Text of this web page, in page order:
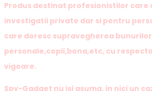
Produs destinat profesionistilor care
investigatii private dar si pentru
care doresc supravegherea bunurilor
personale,copii,bona,etc, cu
vigoare.
Spy-Gadget nu isi asuma, in nici un